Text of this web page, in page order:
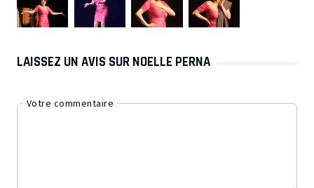
LAISSEZ UN AVIS SUR NOELLE PERNA
Votre commentaire